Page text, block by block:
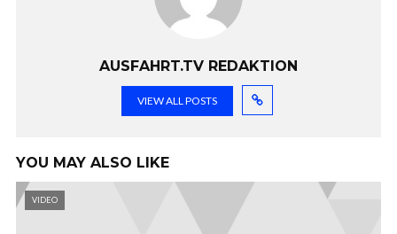
AUSFAHRT.TV REDAKTION
VIEW ALL POSTS
YOU MAY ALSO LIKE
VIDEO